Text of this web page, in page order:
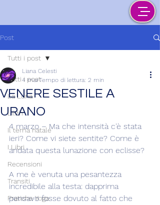
Post
Tutti i post
La Luna
Lilith
Il tema natale
I Libri
Recensioni
Transiti
Pratiche Yoga
Tutti i post
VENERE SESTILE A
URANO
Liana Celesti
4 marTempo di lettura: 2 min
4 marzo – Ma che intensità c'è stata
ieri? Come vi siete sentite? Come è
andata questa lunazione con eclisse?
A me è venuta una pesantezza
incredibile alla testa: dapprima
pensavo fosse dovuto al fatto che